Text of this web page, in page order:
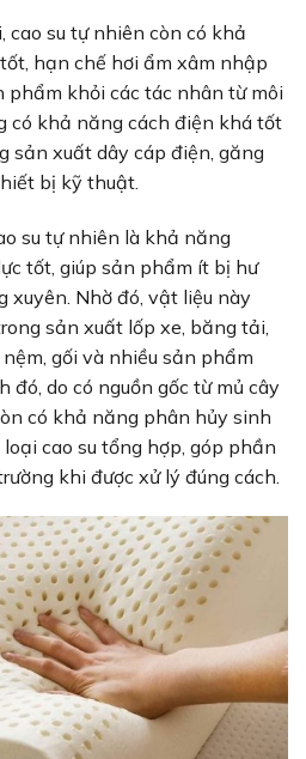
cao su tự nhiên còn có khả
hạn chế hơi ẩm xâm nhập
khỏi các tác nhân từ môi
có khả năng cách điện khá tốt
sản xuất dây cáp điện, găng
bị kỹ thuật.
su tự nhiên là khả năng
tốt, giúp sản phẩm ít bị hư
xuyên. Nhờ đó, vật liệu này
sản xuất lốp xe, băng tải,
gối và nhiều sản phẩm
đó, do có nguồn gốc từ mủ cây
có khả năng phân hủy sinh
cao su tổng hợp, góp phần
khi được xử lý đúng cách.